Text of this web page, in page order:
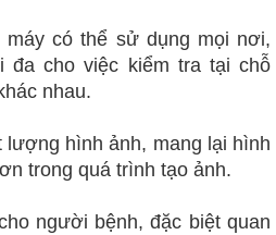
có thể sử dụng mọi nơi,
đa cho việc kiểm tra tại chỗ
nhau.
lượng hình ảnh, mang lại hình
trong quá trình tạo ảnh.
người bệnh, đặc biệt quan